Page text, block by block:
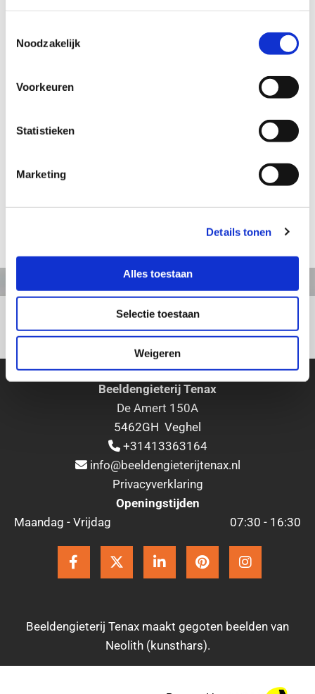
Noodzakelijk
Voorkeuren
Statistieken
Marketing
Details tonen
Alles toestaan
Selectie toestaan
Weigeren
Kleur: Brons patina
€ 32,00
Aanvraag informatie / bestellen
Artikelnummer: REP009
+31413363164
Beeldengieterij Tenax
De Amert 150A
5462GH Veghel
 +31413363164
 info@beeldengieterijtenax.nl
Privacyverklaring
Openingstijden
Maandag - Vrijdag
07:30 - 16:30
Beeldengieterij Tenax maakt gegoten beelden van
Neolith (kunsthars).